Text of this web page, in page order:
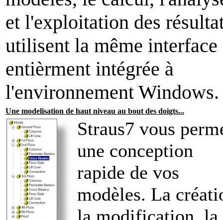
et l'exploitation des
utilisent la même interface
entièrment intégrée à
l'environnement Windows.
Une modelisation de haut niveau au bout des doigts...
Straus7 vous
une conception
rapide de vos
modèles. La